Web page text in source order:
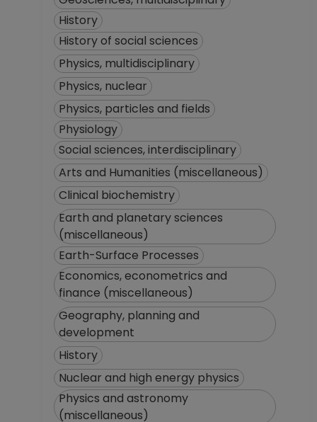
Desde 01-05-2011
TECNICO
ACADEMICO
ASOCIADO C TC No
Centro de
Geografía
Ambiental en
Morelia, Michoacán
Desde 01-01-2008
(fecha inicial de
registros en el SIIA)
hasta 30-04-2011
History
History of social sciences
Physics, multidisciplinary
Physics, nuclear
Physics, particles and fields
Physiology
Social sciences, interdisciplinary
Arts and Humanities (miscellaneous)
Clinical biochemistry
Earth and planetary sciences
(miscellaneous)
Earth-Surface Processes
Economics, econometrics and
finance (miscellaneous)
Geography, planning and
development
History
Nuclear and high energy physics
Physics and astronomy
(miscellaneous)